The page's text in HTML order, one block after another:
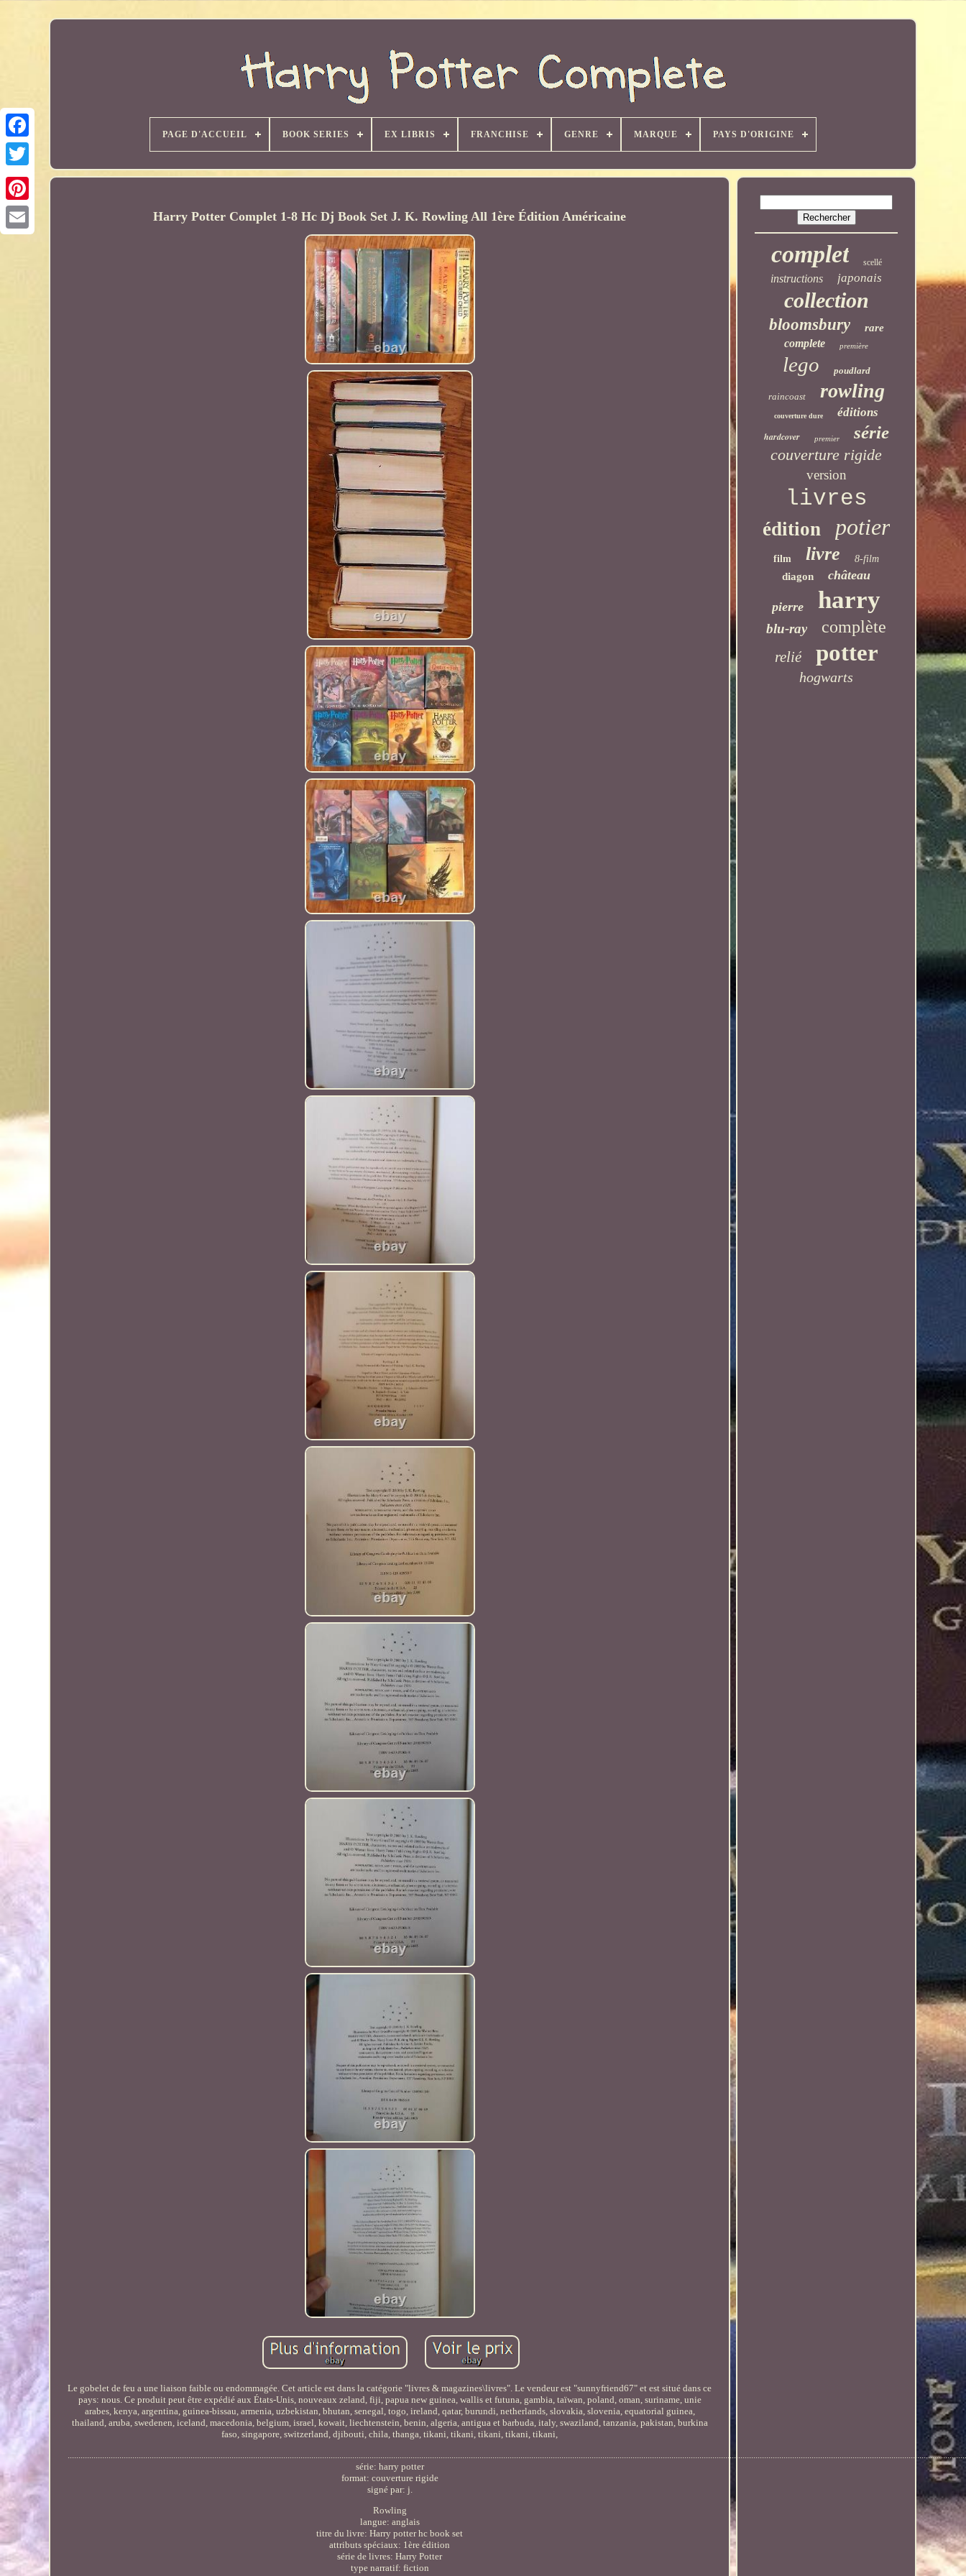
PAGE D'ACCUEIL BOOK SERIES EX LIBRIS FRANCHISE GENRE MARQUE PAYS D'ORIGINE
Harry Potter Complet 1-8 Hc Dj Book Set J. K. Rowling All 1ère Édition Américaine
Le gobelet de feu a une liaison faible ou endommagée. Cet article est dans la catégorie "livres & magazines\livres". Le vendeur est "sunnyfriend67" et est situé dans ce
pays: nous. Ce produit peut être expédié aux États-Unis, nouveaux zeland, fiji, papua new guinea, wallis et futuna, gambia, taïwan, poland, oman, suriname, unie
arabes, kenya, argentina, guinea-bissau, armenia, uzbekistan, bhutan, senegal, togo, ireland, qatar, burundi, netherlands, slovakia, slovenia, equatorial guinea,
thailand, aruba, swedenen, iceland, macedonia, belgium, israel, kowait, liechtenstein, benin, algeria, antigua et barbuda, italy, swaziland, tanzania, pakistan, burkina
faso, singapore, switzerland, djibouti, chila, thanga, tikani, tikani, tikani, tikani, tikani,
série: harry potter
format: couverture rigide
signé par: j.
Rowling
langue: anglais
titre du livre: Harry potter hc book set
attributs spéciaux: 1ère édition
série de livres: Harry Potter
type narratif: fiction
complet scellé
instructions japonais
collection
bloomsbury rare
complete première
lego poudlard
raincoast rowling
couverture dure éditions
hardcover premier série
couverture rigide
version
livres
édition potier
film livre 8-film
diagon château
pierre harry
blu-ray complète
relié potter
hogwarts